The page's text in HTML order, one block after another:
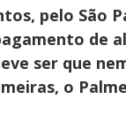
pelo São
de
ser que
o